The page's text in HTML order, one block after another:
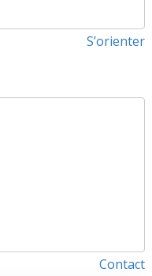
S’orienter
Contact